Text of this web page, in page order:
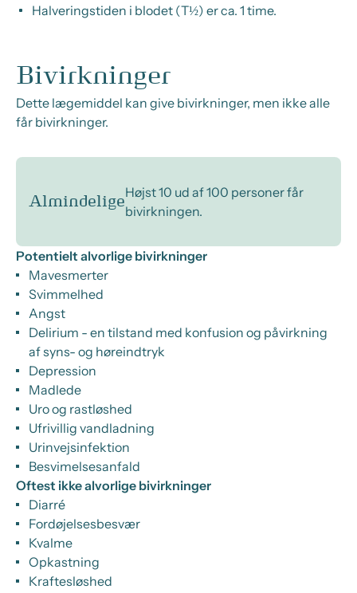
Halveringstiden i blodet (T½) er ca. 1 time.
Bivirkninger
Dette lægemiddel kan give bivirkninger, men ikke alle
får bivirkninger.
Almindelige
Højst 10 ud af 100 personer får
bivirkningen.
Potentielt alvorlige bivirkninger
Mavesmerter
Svimmelhed
Angst
Delirium - en tilstand med konfusion og påvirkning
af syns- og høreindtryk
Depression
Madlede
Uro og rastløshed
Ufrivillig vandladning
Urinvejsinfektion
Besvimelsesanfald
Oftest ikke alvorlige bivirkninger
Diarré
Fordøjelsesbesvær
Kvalme
Opkastning
Kraftesløshed